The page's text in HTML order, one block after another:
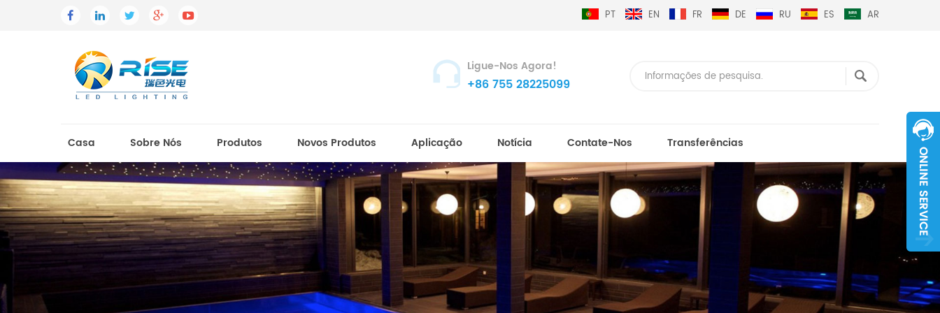
PT EN FR DE RU ES AR
Ligue-Nos Agora!
+86 755 28225099
Casa Sobre Nós Produtos Novos Produtos Aplicação Notícia Contate-Nos Transferências